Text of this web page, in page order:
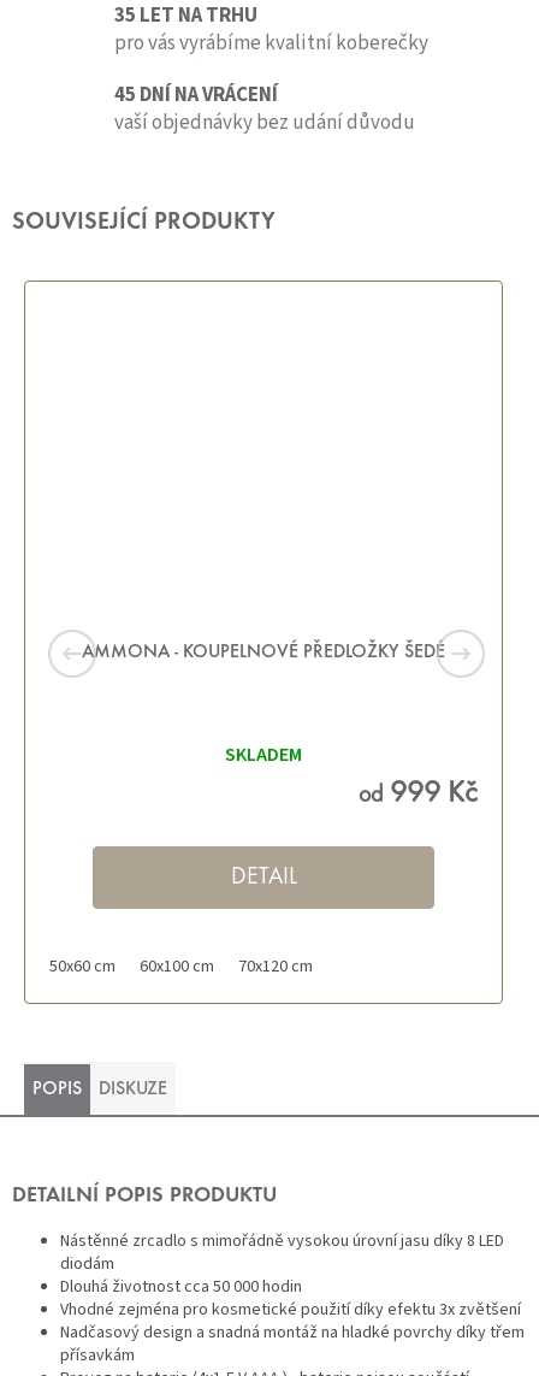
35 LET NA TRHU
pro vás vyrábíme kvalitní koberečky
45 DNÍ NA VRÁCENÍ
vaší objednávky bez udání důvodu
SOUVISEJÍCÍ PRODUKTY
AMMONA - KOUPELNOVÉ PŘEDLOŽKY ŠEDÉ
SKLADEM
od 999 Kč
DETAIL
50x60 cm 60x100 cm 70x120 cm
POPIS DISKUZE
DETAILNÍ POPIS PRODUKTU
Nástěnné zrcadlo s mimořádně vysokou úrovní jasu díky 8 LED
diodám
Dlouhá životnost cca 50 000 hodin
Vhodné zejména pro kosmetické použití díky efektu 3x zvětšení
Nadčasový design a snadná montáž na hladké povrchy díky třem
přísavkám